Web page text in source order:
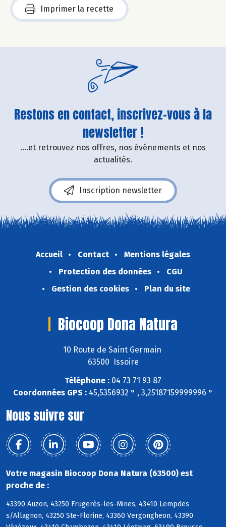
Imprimer la recette
Restons en contact, inscrivez-vous à la
newsletter !
....et retrouvez nos offres, nos événements et nos
actualités.
Inscription newsletter
Accueil Contact
Mentions légales
Protection des données
CGU
Gestion des cookies
Plan du site
Biocoop Dona Natura
10 Route de Saint Germain
63500 Issoire
Téléphone : 04 73 71 93 87
Coordonnées GPS : 45,5356932 ° , 3,25187159999996 °
Nous suivre sur
Votre magasin Biocoop Dona Natura (63500) est
proche de :
43390 Auzon, 43250 Frugerès-les-Mines, 43410 Lempdes
s/Allagnon, 43250 Ste-Florine, 43360 Vergongheon, 43390